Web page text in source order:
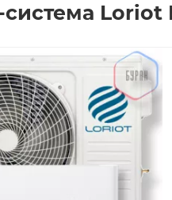
система